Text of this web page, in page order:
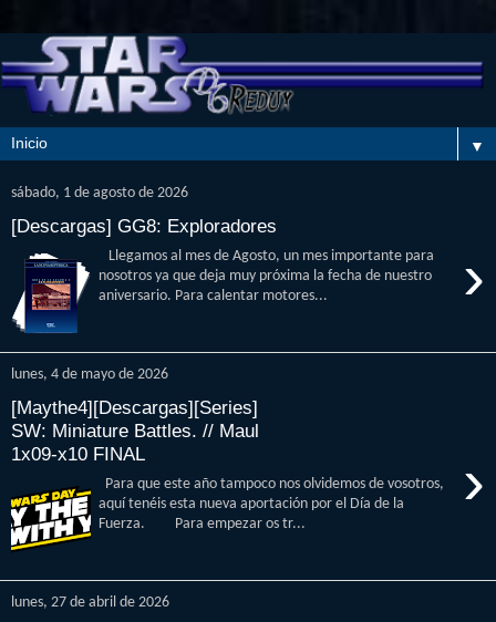
▼
sábado, 1 de agosto de 2026
[Descargas] GG8: Exploradores
›
Llegamos al mes de Agosto, un mes importante para
nosotros ya que deja muy próxima la fecha de nuestro
aniversario. Para calentar motores...
lunes, 4 de mayo de 2026
[Maythe4][Descargas][Series]
SW: Miniature Battles. // Maul
1x09-x10 FINAL
›
Para que este año tampoco nos olvidemos de vosotros,
aquí tenéis esta nueva aportación por el Día de la
Fuerza. Para empezar os tr...
lunes, 27 de abril de 2026